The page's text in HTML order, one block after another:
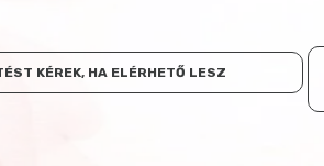
KÉREK, HA ELÉRHETŐ LESZ